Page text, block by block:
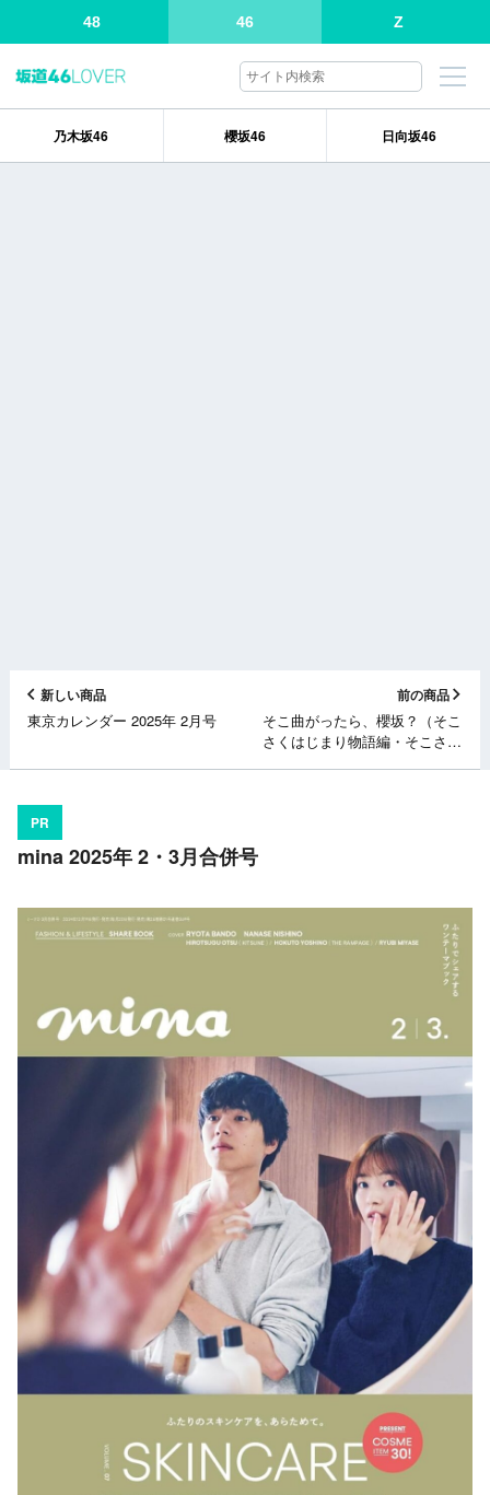
48 46 Z
乃木坂46 櫻坂46 日向坂46
新しい商品
東京カレンダー 2025年 2月号
前の商品
そこ曲がったら、櫻坂？（そこ
さくはじまり物語編・そこさく
PR
mina 2025年 2・3月合併号